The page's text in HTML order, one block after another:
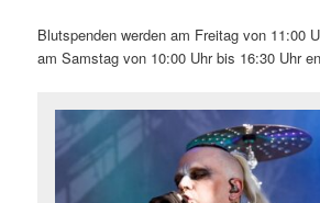
Blutspenden werden am Freitag von 11:00
am Samstag von 10:00 Uhr bis 16:30 Uhr